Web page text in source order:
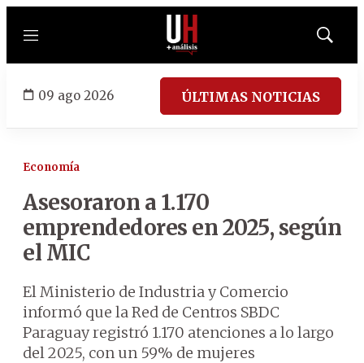
Menú
Mostrar
09 ago 2026 ÚLTIMAS NOTICIAS
Economía
Asesoraron a 1.170
emprendedores en 2025, según
el MIC
El Ministerio de Industria y Comercio
informó que la Red de Centros SBDC
Paraguay registró 1.170 atenciones a lo largo
del 2025, con un 59% de mujeres